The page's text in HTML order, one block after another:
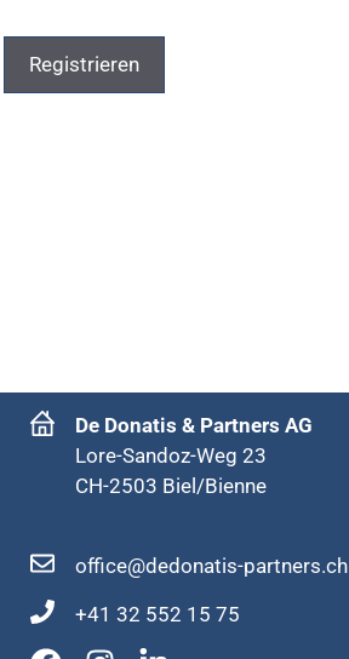
Registrieren
De Donatis & Partners AG
Lore-Sandoz-Weg 23
CH-2503 Biel/Bienne
office@dedonatis-partners.ch
+41 32 552 15 75